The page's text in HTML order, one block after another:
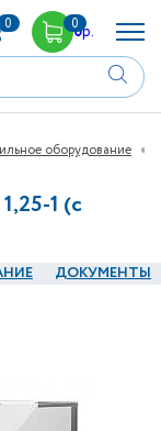
0 00р.
оборудование
1 (с
ДОКУМЕНТЫ